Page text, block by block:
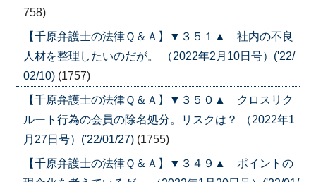
758)
【千原弁護士の法律Ｑ＆Ａ】▼３５１▲ 社内の不良
人材を整理したいのだが。 （2022年2月10日号）('22/
02/10) (1757)
【千原弁護士の法律Ｑ＆Ａ】▼３５０▲ クロスリク
ルート行為の会員の除名処分。リスクは？ （2022年1
月27日号）('22/01/27) (1755)
【千原弁護士の法律Ｑ＆Ａ】▼３４９▲ ポイントの